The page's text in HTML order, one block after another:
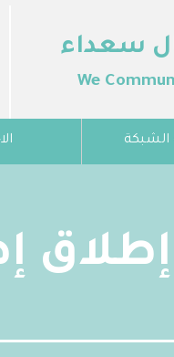
سعداء
We
الشبكة